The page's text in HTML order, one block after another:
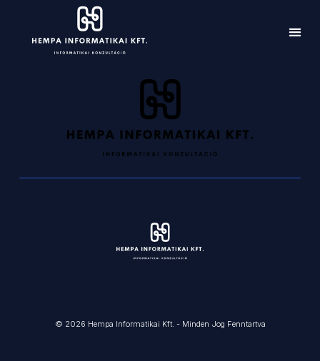
© 2026 Hempa Informatikai Kft. - Minden Jog Fenntartva